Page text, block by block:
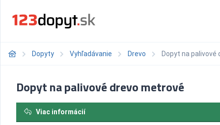
Dopyty Vyhľadávanie Drevo Dopyt na
Dopyt na palivové drevo metrové
Viac informácií